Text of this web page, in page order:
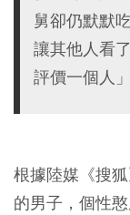
舅卻仍默默
讓其他人看
評價一個人」
根據陸媒《搜
的男子，個性